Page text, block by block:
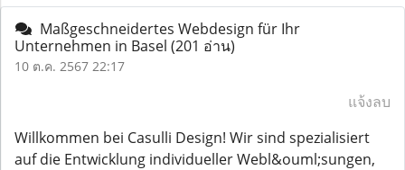
Maßgeschneidertes Webdesign für Ihr
Unternehmen in Basel (201 อ่าน)
10 ต.ค. 2567 22:17
แจ้งลบ
Willkommen bei Casulli Design! Wir sind spezialisiert
auf die Entwicklung individueller Webl&ouml;sungen,